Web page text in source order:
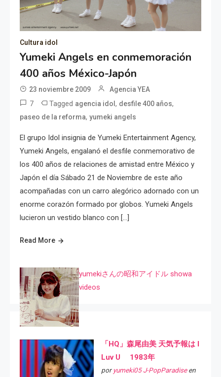
Cultura idol
Yumeki Angels en conmemoración
400 años México-Japón
23 noviembre 2009 Agencia YEA
7 Tagged agencia idol, desfile 400 años,
paseo de la reforma,yumeki angels
El grupo Idol insignia de Yumeki Entertainment Agency,
Yumeki Angels, engalanó el desfile conmemorativo de
los 400 años de relaciones de amistad entre México y
Japón el día Sábado 21 de Noviembre de este año
acompañadas con un carro alegórico adornado con un
enorme corazón formado por globos. Yumeki Angels
lucieron un vestido blanco con […]
Read More
yumekiさんの昭和アイドル showa
videos
「HQ」森尾由美 天気予報は I
Luv U 1983年
por yumeki05 J-PopParadiseen